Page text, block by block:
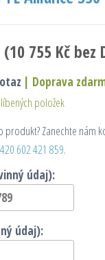
(10 755 Kč bez
| Doprava
položek
produkt? Zanechte nám
602 421 859.
údaj):
údaj):